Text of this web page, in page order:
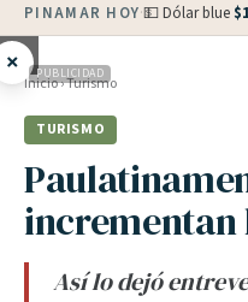
PINAMAR HOY·💵 Dólar blue $
× PUBLICIDAD
Inicio›Turismo
TURISMO
incrementan
Así lo dejó